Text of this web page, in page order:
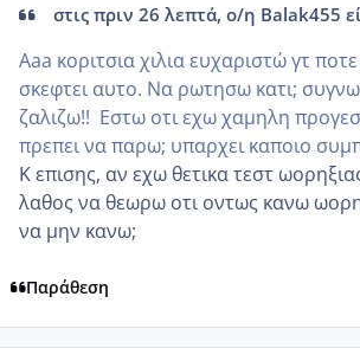
στις πριν 26 λεπτά, ο/η Balak455
Aaa κοριτσια χιλια ευχαριστώ γτ
σκεφτει αυτο. Να ρωτησω κατι;
ζαλιζω!! Εστω οτι εχω χαμηλη
πρεπει να παρω; υπαρχει καποιο
K επισης, αν εχω θετικα τεστ
λαθος να θεωρω οτι οντως κανω
να μην κανω;
Παράθεση